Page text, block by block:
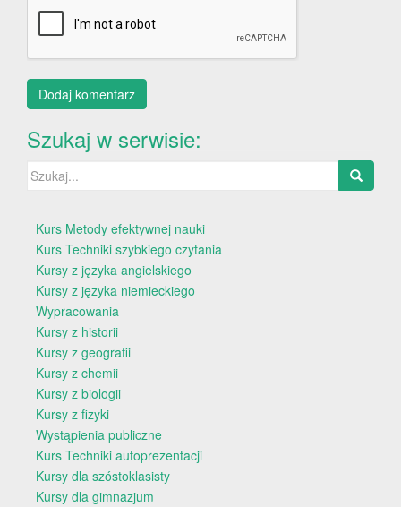
Szukaj w serwisie:
Szukaj:
Kurs Metody efektywnej nauki
Kurs Techniki szybkiego czytania
Kursy z języka angielskiego
Kursy z języka niemieckiego
Wypracowania
Kursy z historii
Kursy z geografii
Kursy z chemii
Kursy z biologii
Kursy z fizyki
Wystąpienia publiczne
Kurs Techniki autoprezentacji
Kursy dla szóstoklasisty
Kursy dla gimnazjum